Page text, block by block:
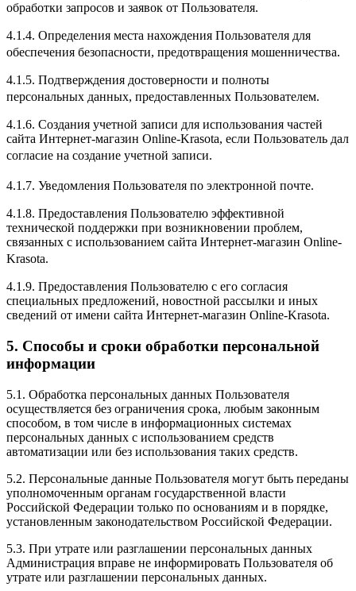
обработки запросов и заявок от Пользователя.
4.1.4. Определения места нахождения Пользователя для
обеспечения безопасности, предотвращения мошенничества.
4.1.5. Подтверждения достоверности и полноты
персональных данных, предоставленных Пользователем.
4.1.6. Создания учетной записи для использования частей
сайта Интернет-магазин Online-Krasota, если Пользователь дал
согласие на создание учетной записи.
4.1.7. Уведомления Пользователя по электронной почте.
4.1.8. Предоставления Пользователю эффективной
технической поддержки при возникновении проблем,
связанных с использованием сайта Интернет-магазин Online-
Krasota.
4.1.9. Предоставления Пользователю с его согласия
специальных предложений, новостной рассылки и иных
сведений от имени сайта Интернет-магазин Online-Krasota.
5. Способы и сроки обработки персональной
информации
5.1. Обработка персональных данных Пользователя
осуществляется без ограничения срока, любым законным
способом, в том числе в информационных системах
персональных данных с использованием средств
автоматизации или без использования таких средств.
5.2. Персональные данные Пользователя могут быть переданы
уполномоченным органам государственной власти
Российской Федерации только по основаниям и в порядке,
установленным законодательством Российской Федерации.
5.3. При утрате или разглашении персональных данных
Администрация вправе не информировать Пользователя об
утрате или разглашении персональных данных.